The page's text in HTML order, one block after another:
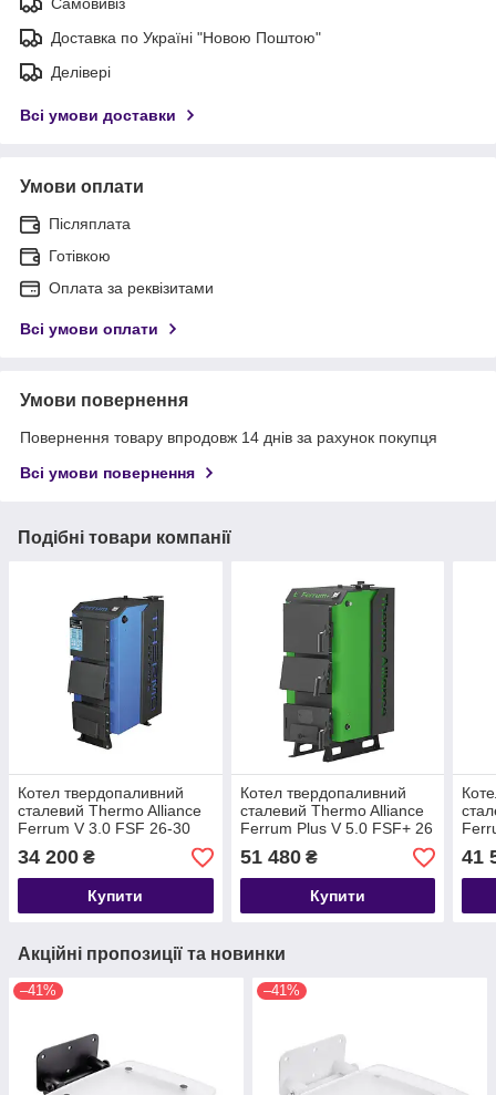
Доставка по Україні "Новою Поштою"
Делівері
Всі умови доставки
Умови оплати
Післяплата
Готівкою
Оплата за реквізитами
Всі умови оплати
Умови повернення
Повернення товару впродовж 14 днів за рахунок покупця
Всі умови повернення
Подібні товари компанії
Котел твердопаливний
сталевий Thermo Alliance
Ferrum V 3.0 FSF 26-30
34 200 ₴
Купити
Котел твердопаливний
сталевий Thermo Alliance
Ferrum Plus V 5.0 FSF+ 26
51 480₴
Купити
41
Акційні пропозиції та новинки
–41% –41%